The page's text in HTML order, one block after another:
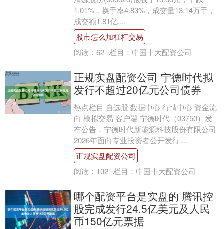
1.01%，换手率4.83%，成交量13.14万手，
成交额1.81亿....
股市怎么加杠杆交易
阅读： 62 栏目： 中国十大配资公司
正规实盘配资公司 宁德时代拟
发行不超过20亿元公司债券
热点栏目 自选股 数据中心 行情中心 资金流
向 模拟交易 客户端 宁德时代（03750）发
布公告，宁德时代新能源科技股份有限公司
2026年面向专业投资者公开发行....
正规实盘配资公司
阅读： 102 栏目： 中国十大配资公司
哪个配资平台是实盘的 腾讯控
股完成发行24.5亿美元及人民
币150亿元票据